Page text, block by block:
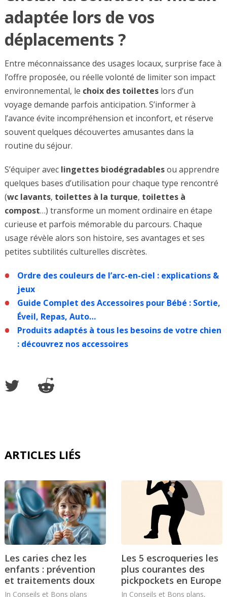
adaptée lors de vos
déplacements ?
Entre méconnaissance des usages locaux, surprise face à
l’offre proposée, ou réelle volonté de limiter son impact
environnemental, le choix des toiletteslors d’un
voyage demande parfois anticipation. S’informer à
l’avance évite incompréhension et inconfort, et réserve
souvent quelques découvertes amusantes dans la
routine du séjour.
S’équiper avec lingettes biodégradablesou apprendre
quelques bases d’utilisation pour chaque type rencontré
(wc lavants, toilettes à la turque, toilettes à
compost…) transforme un moment ordinaire en étape
curieuse et parfois mémorable du parcours. Chaque
usage révèle alors son histoire, ses avantages et ses
petites subtilités culturelles discrètes.
Ordre des couleurs de l’arc-en-ciel : explications &
jeux
Guide Complet des Accessoires pour Bébé : Sortie,
Éveil, Repas, Auto…
Produits adaptés à tous les besoins de votre chien
: découvrez nos accessoires
ARTICLES LIÉS
Les caries chez les
enfants : prévention
et traitements doux
In Conseils et Bons plans
Les 5 escroqueries les
plus courantes des
pickpockets en Europe
In Conseils et Bons plans,